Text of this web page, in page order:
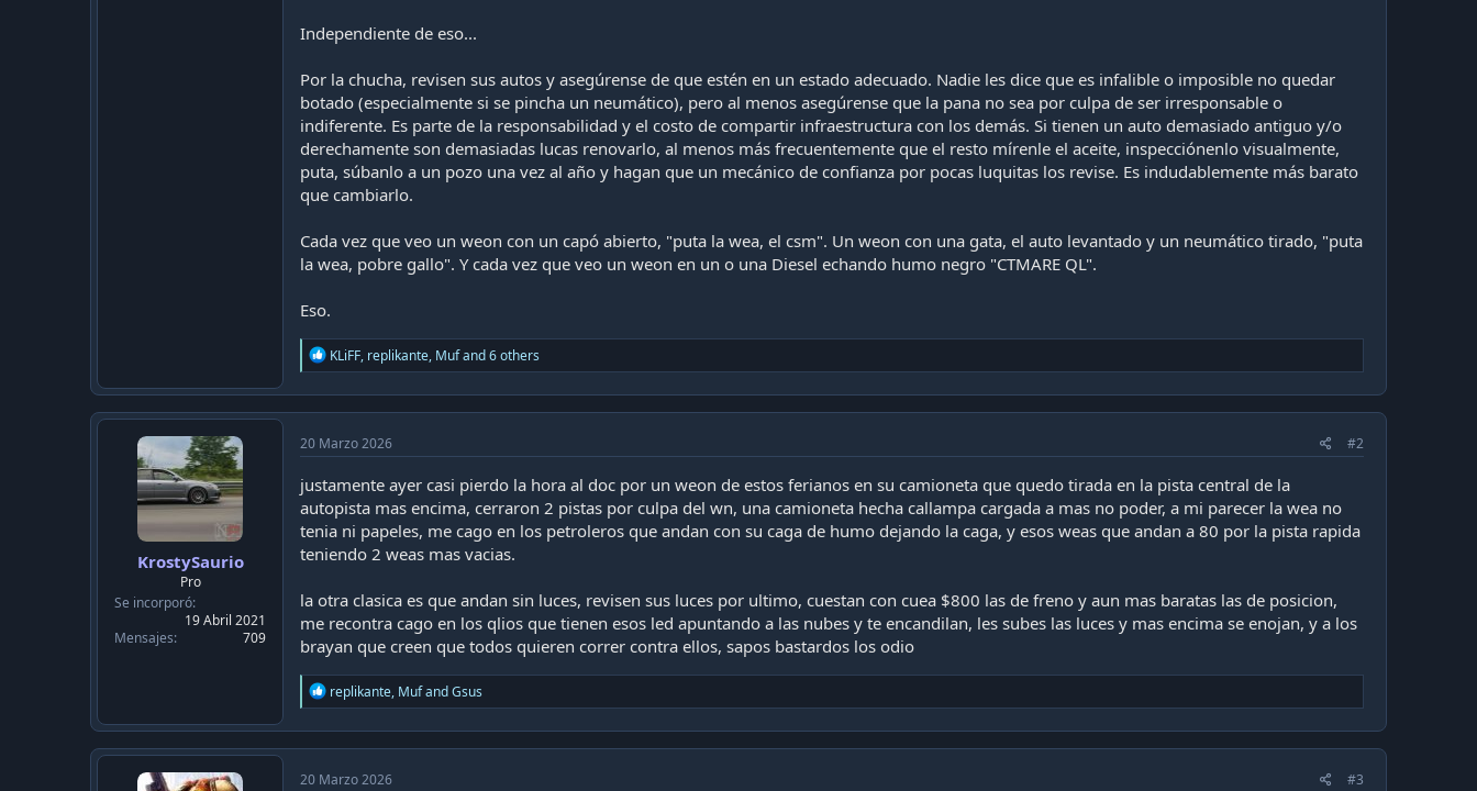
Independiente de eso...
Por la chucha, revisen sus autos y asegúrense de que estén en un estado adecuado. Nadie les dice que es infalible o imposible no quedar
botado (especialmente si se pincha un neumático), pero al menos asegúrense que la pana no sea por culpa de ser irresponsable o
indiferente. Es parte de la responsabilidad y el costo de compartir infraestructura con los demás. Si tienen un auto demasiado antiguo y/o
derechamente son demasiadas lucas renovarlo, al menos más frecuentemente que el resto mírenle el aceite, inspecciónenlo visualmente,
puta, súbanlo a un pozo una vez al año y hagan que un mecánico de confianza por pocas luquitas los revise. Es indudablemente más barato
que cambiarlo.
Cada vez que veo un weon con un capó abierto, "puta la wea, el csm". Un weon con una gata, el auto levantado y un neumático tirado, "puta
la wea, pobre gallo". Y cada vez que veo un weon en un o una Diesel echando humo negro "CTMARE QL".
Eso.
R
e
i
o
s
:
KLiFF, replikante, Mufand 6 others
KrostySaurio
Pro
Se incorporó
19 Abril 2021
Mensajes
709
20 Marzo 2026 #2
justamente ayer casi pierdo la hora al doc por un weon de estos ferianos en su camioneta que quedo tirada en la pista central de la
autopista mas encima, cerraron 2 pistas por culpa del wn, una camioneta hecha callampa cargada a mas no poder, a mi parecer la wea no
tenia ni papeles, me cago en los petroleros que andan con su caga de humo dejando la caga, y esos weas que andan a 80 por la pista rapida
teniendo 2 weas mas vacias.
la otra clasica es que andan sin luces, revisen sus luces por ultimo, cuestan con cuea $800 las de freno y aun mas baratas las de posicion,
me recontra cago en los qlios que tienen esos led apuntando a las nubes y te encandilan, les subes las luces y mas encima se enojan, y a los
brayan que creen que todos quieren correr contra ellos, sapos bastardos los odio
R
e
i
replikante, MufandGsus
20 Marzo 2026 #3